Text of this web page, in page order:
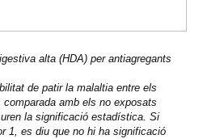
alta (HDA) per antiagregants
de patir la malaltia entre els
amb els no exposats
la significació estadística. Si
1, es diu que no hi ha significació